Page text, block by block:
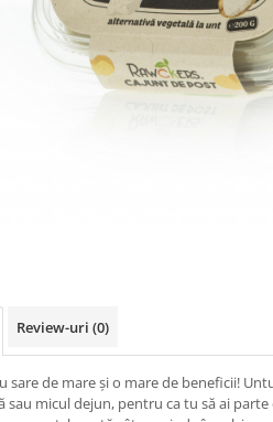
Review-uri (0)
sare de mare și o mare de beneficii!
sau micul dejun, pentru ca tu să ai